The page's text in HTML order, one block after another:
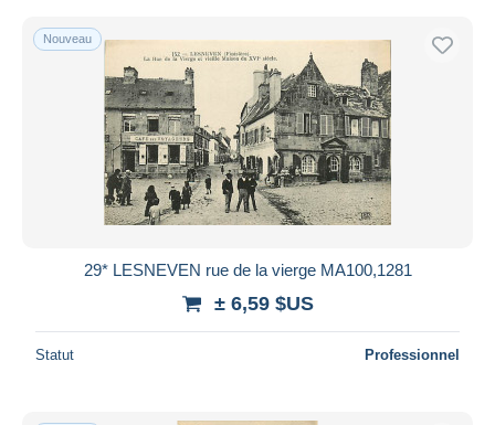
Nouveau
29* LESNEVEN rue de la vierge MA100,1281
± 6,59 $US
Statut Professionnel